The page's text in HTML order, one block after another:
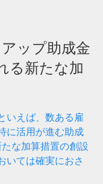
ップ助成金
る新たな加
いえば、数ある雇
に活用が進む助成
な加算措置の創設
いては確実におさ